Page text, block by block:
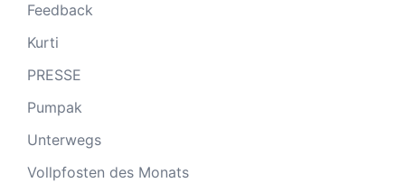
Feedback
Kurti
PRESSE
Pumpak
Unterwegs
Vollpfosten des Monats